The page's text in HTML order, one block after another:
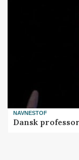
NAVNESTOF
Dansk